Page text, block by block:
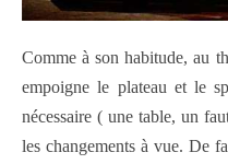
Comme à son habitude, au
empoigne le plateau et le
nécessaire ( une table, un
les changements à vue. De